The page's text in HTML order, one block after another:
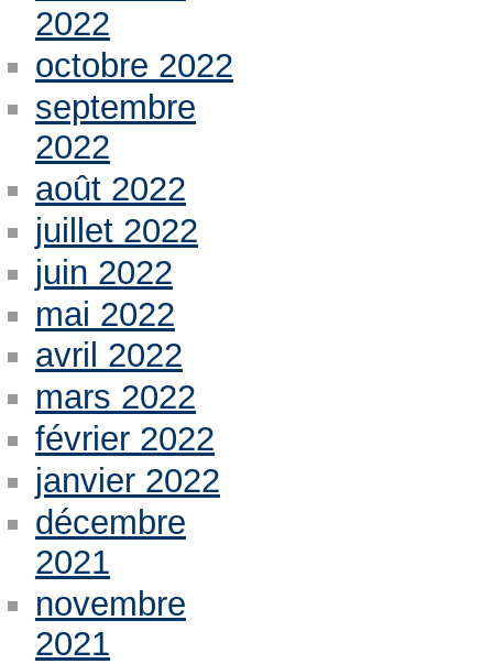
2022
octobre 2022
septembre
2022
août 2022
juillet 2022
juin 2022
mai 2022
avril 2022
mars 2022
février 2022
janvier 2022
décembre
2021
novembre
2021